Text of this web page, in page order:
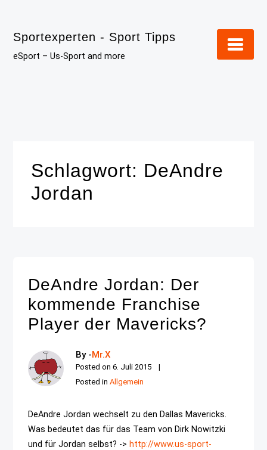
content
Sportexperten - Sport Tipps
eSport – Us-Sport and more
Schlagwort: DeAndre
Jordan
DeAndre Jordan: Der
kommende Franchise
Player der Mavericks?
By -Mr.X
Posted on6. Juli 2015
Posted inAllgemein
DeAndre Jordan wechselt zu den Dallas Mavericks.
Was bedeutet das für das Team von Dirk Nowitzki
und für Jordan selbst? -> http://www.us-sport-